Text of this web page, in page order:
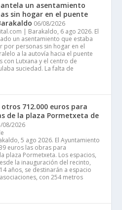
un asentamiento
sin hogar en el puente
06/08/2026
| Barakaldo, 6 ago 2026. El
un asentamiento que estaba
personas sin hogar en el
a la autovía hacia el puente
con Lutxana y el centro de
suciedad. La falta de
712.000 euros para
de la plaza Pormetxeta de
08/2026
5 ago 2026. El Ayuntamiento
euros las obras para
plaza Pormetxeta. Los espacios,
la inauguración del recinto,
años, se destinarán a espacio
con 254 metros